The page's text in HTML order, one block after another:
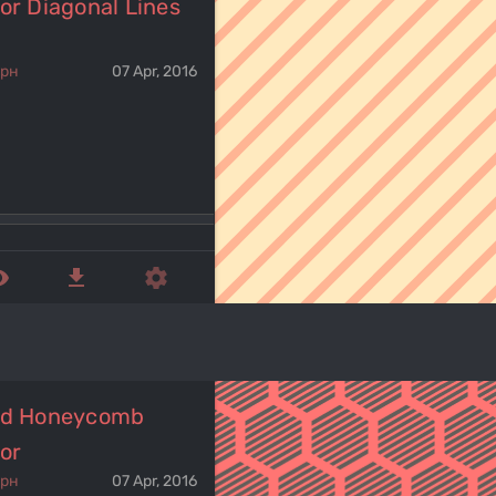
Diagonal Lines
07 Apr, 2016
get_app settings
Honeycomb
07 Apr, 2016